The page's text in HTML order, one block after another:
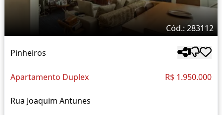
Cód.: 283112
Pinheiros
Apartamento Duplex R$ 1.950.000
Rua Joaquim Antunes